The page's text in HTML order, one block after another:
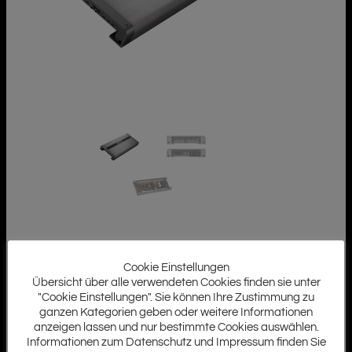
Cookie Einstellungen
Übersicht über alle verwendeten Cookies finden sie unter
"Cookie Einstellungen". Sie können Ihre Zustimmung zu
ganzen Kategorien geben oder weitere Informationen
anzeigen lassen und nur bestimmte Cookies auswählen.
Informationen zum Datenschutz und Impressum finden Sie